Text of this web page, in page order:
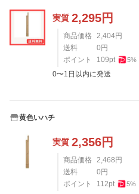
実質 2,295円
商品価格 2,404円
送料
0 円
ポイント
109pt 5%
0〜1日以内に発送
黄色いハチ
実質 2,356円
商品価格 2,468 円
送料
0 円
ポイント
112pt 5%